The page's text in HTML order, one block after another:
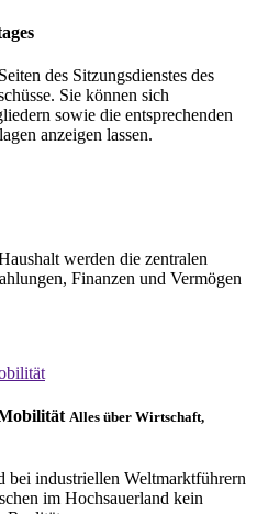
des Sitzungsdienstes des
Sie können sich
sowie die entsprechenden
anzeigen lassen.
werden die zentralen
Finanzen und Vermögen
Alles über Wirtschaft,
bei industriellen Weltmarktführern
im Hochsauerland kein